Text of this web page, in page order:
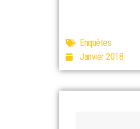
Enquêtes
Janvier 2018